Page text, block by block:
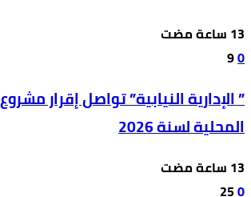
0
9
” الإدارية النيابية” تواصل إقرار
المحلية لسنة 2026
0
25